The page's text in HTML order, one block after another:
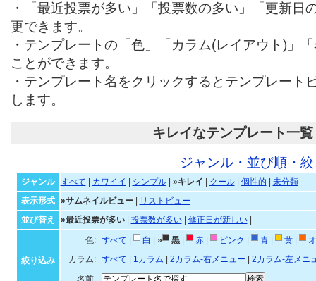
・「最近投票が多い」「投票数の多い」「更新日
更できます。
・テンプレートの「色」「カラム(レイアウト)」
ことができます。
・テンプレート名をクリックするとテンプレート
します。
キレイなテンプレート一覧
ジャンル・並び順・
ジャンル すべて カワイイ シンプル| »キレイ クール| 個性的
未分類
表示形式
»サムネイルビュー|
リストビュー
並び替え
»最近投票が多い| 投票数が多い| 修正日が新しい|
絞り込み
色: すべて 白 » 黒| 赤| ピンク 青| 黄|
カラム:
すべて 1カラム 2カラム-右メニュー
2カラム-左メニ
名前: